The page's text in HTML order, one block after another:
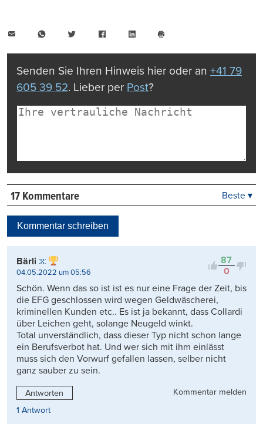
WhatsAppTwitter FacebookLinkedIn
drucken
Senden Sie Ihren Hinweis hier oder an +41 79
605 39 52. Lieber per Post?
17 Kommentare
Kontrovers
Beste ▾
Kommentar schreiben
87
0
Bärli
04.05.2022 um 05:56
Schön. Wenn das so ist ist es nur eine Frage der Zeit, bis
die EFG geschlossen wird wegen Geldwäscherei,
kriminellen Kunden etc.. Es ist ja bekannt, dass Collardi
über Leichen geht, solange Neugeld winkt.
Total unverständlich, dass dieser Typ nicht schon lange
ein Berufsverbot hat. Und wer sich mit ihm einlässt
muss sich den Vorwurf gefallen lassen, selber nicht
ganz sauber zu sein.
Antworten
Kommentar melden
1 Antwort